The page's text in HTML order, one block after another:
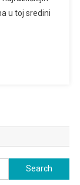
u toj sredini
Search
for: